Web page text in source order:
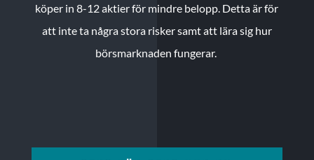
köper in 8-12 aktier för mindre belopp. Detta är för
att inte ta några stora risker samt att lära sig hur
börsmarknaden fungerar.